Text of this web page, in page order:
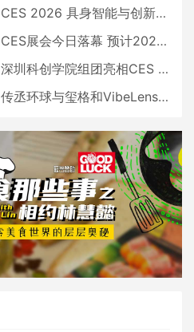
CES 2026 具身智能与创新领域 中国公司大放异彩
CES展会今日落幕 预计2026行业收入将超五千亿美元
深圳科创学院组团亮相CES 广受好评
传丞环球与玺格和VibeLens共同推出全新耳机